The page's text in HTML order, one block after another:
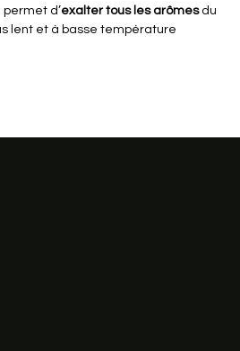
d’exalter tous les arômesdu
lent et à basse température